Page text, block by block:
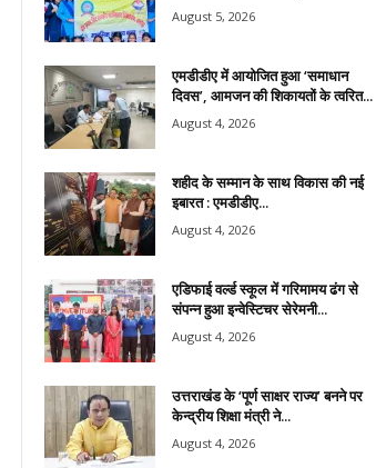
August 5, 2026
एमडीडीए में आयोजित हुआ ‘समाधान
दिवस’, आमजन की शिकायतों के त्वरित...
August 4, 2026
शहीद के सम्मान के साथ विकास की नई
इबारत : एमडीडीए...
August 4, 2026
एडिफाई वर्ल्ड स्कूल में गरिमामय ढंग से
संपन्न हुआ इन्वेस्टिचर सेरेमनी...
August 4, 2026
उत्तराखंड के ‘पूर्ण साक्षर राज्य’ बनने पर
केन्द्रीय शिक्षा मंत्री ने...
August 4, 2026